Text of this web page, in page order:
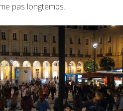
pas longtemps.